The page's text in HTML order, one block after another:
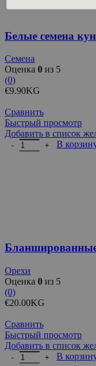
Белые семена
Семена
Оценка 0 из 5
(0)
€9.90KG
Сравнить
Быстрый просмотр
Добавить в список
Количество товара
В
Орехи
Оценка 0 из 5
(0)
€20.00KG
Сравнить
Быстрый просмотр
Добавить в список
Количество товара
В